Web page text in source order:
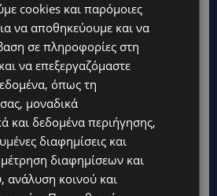
cookies και παρόμοιες
να αποθηκεύουμε και να
σε πληροφορίες στη
να επεξεργαζόμαστε
όπως τη
μοναδικά
και δεδομένα περιήγησης,
διαφημίσεις και
διαφημίσεων και
ανάλυση κοινού και